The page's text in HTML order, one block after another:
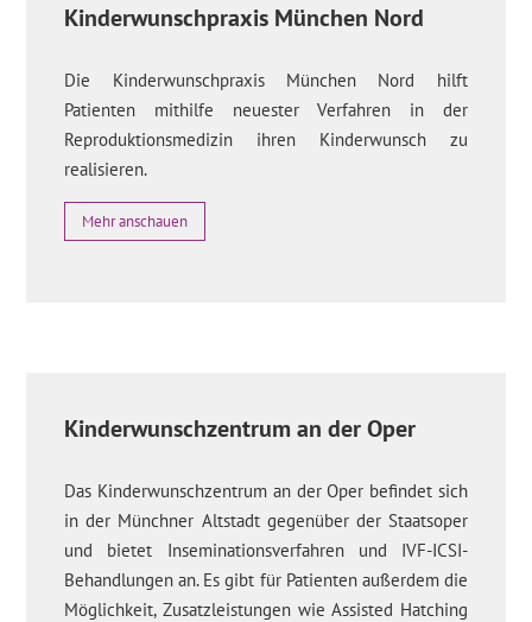
Kinderwunschpraxis München Nord
Die Kinderwunschpraxis München Nord hilft
Patienten mithilfe neuester Verfahren in der
Reproduktionsmedizin ihren Kinderwunsch zu
realisieren.
Mehr anschauen
Kinderwunschzentrum an der Oper
Das Kinderwunschzentrum an der Oper befindet sich
in der Münchner Altstadt gegenüber der Staatsoper
und bietet Inseminationsverfahren und IVF-ICSI-
Behandlungen an. Es gibt für Patienten außerdem die
Möglichkeit, Zusatzleistungen wie Assisted Hatching